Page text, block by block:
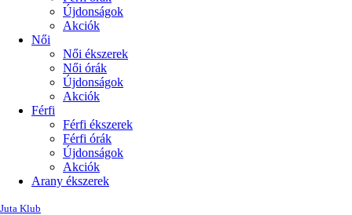
Újdonságok
Akciók
Női
Női ékszerek
Női órák
Újdonságok
Akciók
Férfi
Férfi ékszerek
Férfi órák
Újdonságok
Akciók
Arany ékszerek
Juta Klub